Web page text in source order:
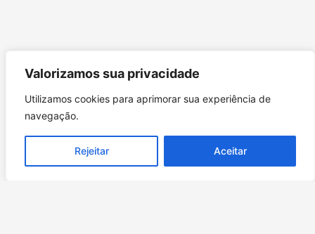
Valorizamos sua privacidade
Utilizamos cookies para aprimorar sua experiência de
navegação.
Rejeitar Aceitar